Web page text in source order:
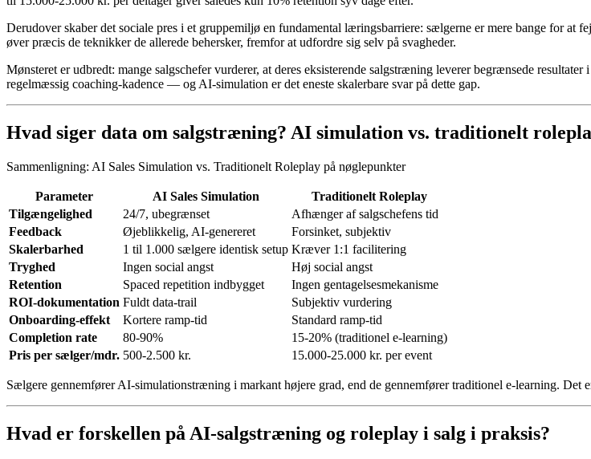
Derudover skaber det sociale pres i et gruppemiljø en fundamental læringsbarriere: sælgerne er mere bange for
øver præcis de teknikker de allerede behersker, fremfor at udfordre sig selv på svagheder.
Mønsteret er udbredt: mange salgschefer vurderer, at deres eksisterende salgstræning leverer begrænsede resultater
regelmæssig coaching-kadence — og AI-simulation er det eneste skalerbare svar på dette gap.
Hvad siger data om salgstræning? AI simulation vs. traditionelt
Sammenligning: AI Sales Simulation vs. Traditionelt Roleplay på nøglepunkter
Parameter AI Sales Simulation
Traditionelt Roleplay
Tilgængelighed
24/7, ubegrænset
Afhænger af salgschefens tid
Feedback
Øjeblikkelig, AI-genereret
Forsinket, subjektiv
Skalerbarhed
1 til 1.000 sælgere identisk setup Kræver 1:1 facilitering
Tryghed
Ingen social angst
Høj social angst
Retention
Spaced repetition indbygget
Ingen gentagelsesmekanisme
ROI-dokumentation Fuldt data-trail
Subjektiv vurdering
Onboarding-effekt
Kortere ramp-tid
Standard ramp-tid
Completion rate
80-90%
15-20% (traditionel e-learning)
Pris per sælger/mdr. 500-2.500 kr. 15.000-25.000 kr. per event
Sælgere gennemfører AI-simulationstræning i markant højere grad, end de gennemfører traditionel e-learning.
Hvad er forskellen på AI-salgstræning og roleplay i salg i praksis?